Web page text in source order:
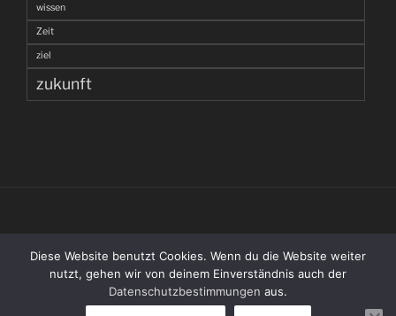
wissen
Zeit
ziel
zukunft
(C) 1998 – 2026 THOMAS WENZLAFF
RSS Feed
Diese Website benutzt Cookies. Wenn du die Website weiter
nutzt, gehen wir von deinem Einverständnis auch der
Datenschutzbestimmungen aus.